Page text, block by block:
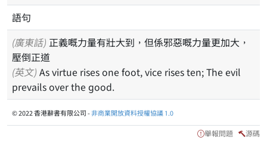
語句
(廣東話) 正義嘅力量有壯大到，但係邪惡嘅力量更加大，
壓倒正道
(英文) As virtue rises one foot, vice rises ten; The evil
prevails over the good.
© 2022 香港辭書有限公司 -非商業開放資料授權協議 1.0
舉報問題 源碼